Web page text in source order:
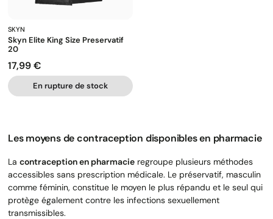
SKYN
Skyn Elite King Size Preservatif
20
Prix
17,99 €
En rupture de stock
Les moyens de contraception disponibles en pharmacie
La contraception en pharmacie regroupe plusieurs méthodes
accessibles sans prescription médicale. Le préservatif, masculin
comme féminin, constitue le moyen le plus répandu et le seul qui
protège également contre les infections sexuellement
transmissibles.